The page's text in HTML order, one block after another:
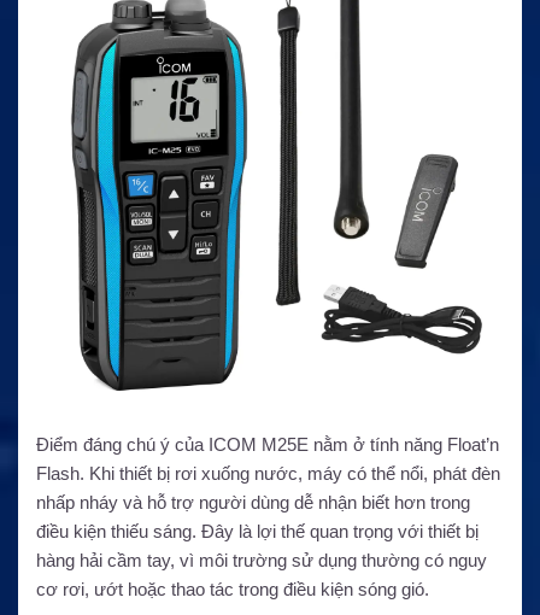
Điểm đáng chú ý của ICOM M25E nằm ở tính năng Float’n
Flash. Khi thiết bị rơi xuống nước, máy có thể nổi, phát đèn
nhấp nháy và hỗ trợ người dùng dễ nhận biết hơn trong
điều kiện thiếu sáng. Đây là lợi thế quan trọng với thiết bị
hàng hải cầm tay, vì môi trường sử dụng thường có nguy
cơ rơi, ướt hoặc thao tác trong điều kiện sóng gió.